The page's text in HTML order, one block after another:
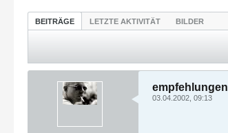
BEITRÄGE LETZTE AKTIVITÄT BILDER
empfehlungen
03.04.2002, 09:13